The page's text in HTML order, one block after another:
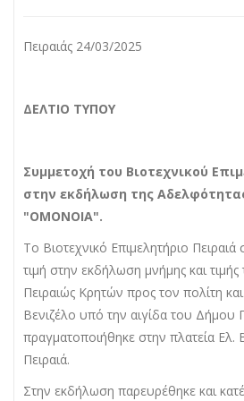
Πειραιάς 24/03/2025
ΔΕΛΤΙΟ ΤΥΠΟΥ
Συμμετοχή του Βιοτεχνικού
στην εκδήλωση της
"ΟΜΟΝΟΙΑ".
Το Βιοτεχνικό Επιμελητήριο Πειραιά
τιμή στην εκδήλωση μνήμης και
Πειραιώς Κρητών προς τον πολίτη
Βενιζέλο υπό την αιγίδα του Δήμου
πραγματοποιήθηκε στην πλατεία Ελ.
Πειραιά.
Στην εκδήλωση παρευρέθηκε και